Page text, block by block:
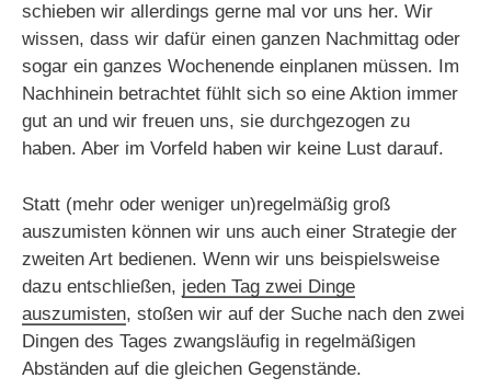
schieben wir allerdings gerne mal vor uns her. Wir
wissen, dass wir dafür einen ganzen Nachmittag oder
sogar ein ganzes Wochenende einplanen müssen. Im
Nachhinein betrachtet fühlt sich so eine Aktion immer
gut an und wir freuen uns, sie durchgezogen zu
haben. Aber im Vorfeld haben wir keine Lust darauf.
Statt (mehr oder weniger un)regelmäßig groß
auszumisten können wir uns auch einer Strategie der
zweiten Art bedienen. Wenn wir uns beispielsweise
dazu entschließen, jeden Tag zwei Dinge
auszumisten, stoßen wir auf der Suche nach den zwei
Dingen des Tages zwangsläufig in regelmäßigen
Abständen auf die gleichen Gegenstände.